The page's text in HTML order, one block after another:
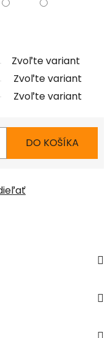
Zvoľte variant
Zvoľte variant
Zvoľte variant
DO KOŠÍKA